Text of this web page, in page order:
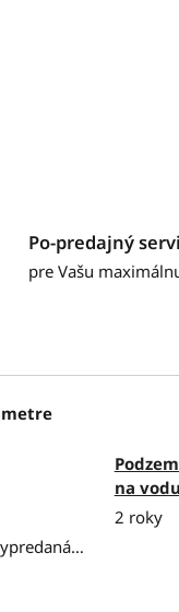
Po-predajný
pre Vašu
na vodu
2 roky